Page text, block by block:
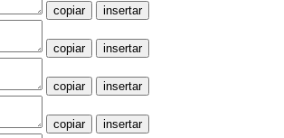
copiar insertar
copiar insertar
copiar insertar
copiar insertar